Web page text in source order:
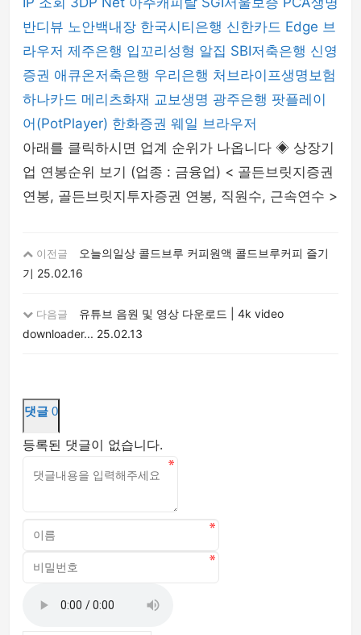
반디뷰 노안백내장 한국시티은행 신한카드 Edge 브
라우저 제주은행 입꼬리성형 알집 SBI저축은행 신영
증권 애큐온저축은행 우리은행 처브라이프생명보험
하나카드 메리츠화재 교보생명 광주은행 팟플레이
어(PotPlayer) 한화증권 웨일 브라우저
아래를 클릭하시면 업계 순위가 나옵니다 ◈ 상장기
업 연봉순위 보기 (업종 : 금융업) < 골든브릿지증권
연봉, 골든브릿지투자증권 연봉, 직원수, 근속연수 >
이전글
오늘의일상 콜드브루 커피원액 콜드브루커피 즐기
기 25.02.16
다음글
유튜브 음원 및 영상 다운로드 | 4k video
downloader... 25.02.13
댓글 0
등록된 댓글이 없습니다.